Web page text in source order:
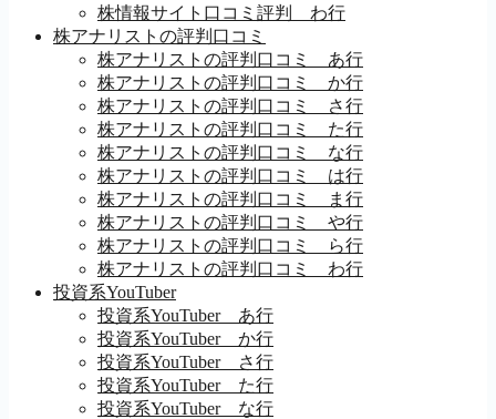
株情報サイト口コミ評判 わ行
株アナリストの評判口コミ
株アナリストの評判口コミ あ行
株アナリストの評判口コミ か行
株アナリストの評判口コミ さ行
株アナリストの評判口コミ た行
株アナリストの評判口コミ な行
株アナリストの評判口コミ は行
株アナリストの評判口コミ ま行
株アナリストの評判口コミ や行
株アナリストの評判口コミ ら行
株アナリストの評判口コミ わ行
投資系YouTuber
投資系YouTuber あ行
投資系YouTuber か行
投資系YouTuber さ行
投資系YouTuber た行
投資系YouTuber な行